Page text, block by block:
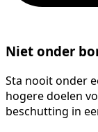
Niet onder
Sta nooit onder
hogere doelen
beschutting in